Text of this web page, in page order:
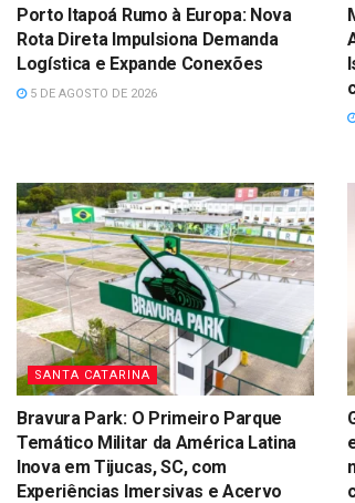
Porto Itapoá Rumo à Europa: Nova
Rota Direta Impulsiona Demanda
Logística e Expande Conexões
5 DE AGOSTO DE 2026
SANTA CATARINA
Bravura Park: O Primeiro Parque
Temático Militar da América Latina
Inova em Tijucas, SC, com
Experiências Imersivas e Acervo